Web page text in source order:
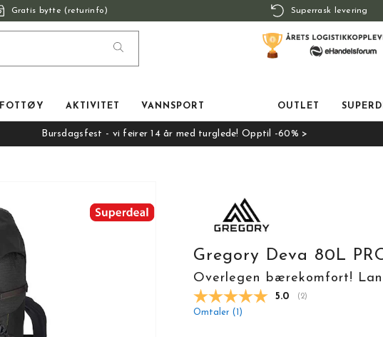
Gratis bytte (returinfo) Superrask levering
FOTTØY AKTIVITET VANNSPORT OUTLET
Bursdagsfest - vi feirer 14 år med turglede! Opptil -60% >
Gregory Deva 80L
Overlegen bærekomfort!
5.0 (stemmer:
2)
Omtaler ( )